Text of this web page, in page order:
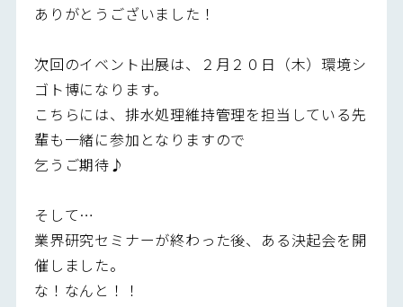
ありがとうございました！
次回のイベント出展は、２月２０日（木）環境シ
ゴト博になります。
こちらには、排水処理維持管理を担当している先
輩も一緒に参加となりますので
乞うご期待♪
そして…
業界研究セミナーが終わった後、ある決起会を開
催しました。
な！なんと！！